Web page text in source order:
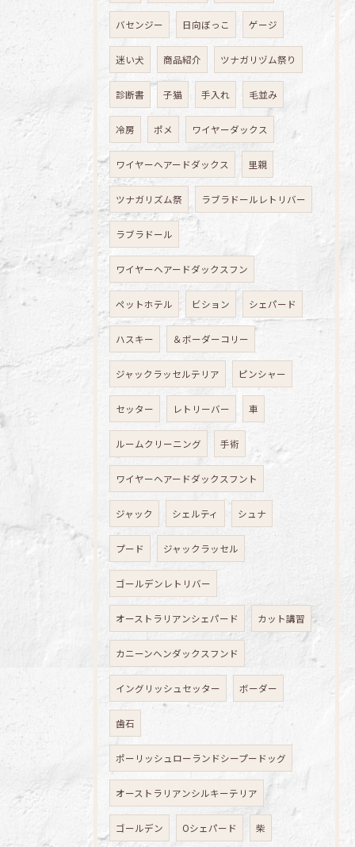
バセンジー 日向ぼっこ ゲージ
迷い犬 商品紹介 ツナガリヅム祭り
診断書 子猫 手入れ 毛並み
冷房 ポメ ワイヤーダックス
ワイヤーヘアードダックス 里親
ツナガリズム祭 ラブラドールレトリバー
ラブラドール
ワイヤーヘアードダックスフン
ペットホテル ビション シェパード
ハスキー ＆ボーダーコリー
ジャックラッセルテリア ピンシャー
セッター レトリーバー 車
ルームクリーニング 手術
ワイヤーヘアードダックスフント
ジャック シェルティ シュナ
プード ジャックラッセル
ゴールデンレトリバー
オーストラリアンシェパード カット講習
カニーンヘンダックスフンド
イングリッシュセッター ボーダー
歯石
ポーリッシュローランドシープードッグ
オーストラリアンシルキーテリア
ゴールデン Oシェパード 柴